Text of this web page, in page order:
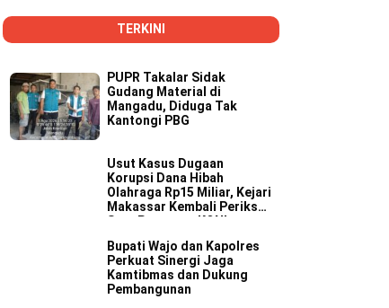
TERKINI
PUPR Takalar Sidak
Gudang Material di
Mangadu, Diduga Tak
Kantongi PBG
Usut Kasus Dugaan
Korupsi Dana Hibah
Olahraga Rp15 Miliar, Kejari
Makassar Kembali Periksa
Satu Pengurus KONI
Bupati Wajo dan Kapolres
Perkuat Sinergi Jaga
Kamtibmas dan Dukung
Pembangunan